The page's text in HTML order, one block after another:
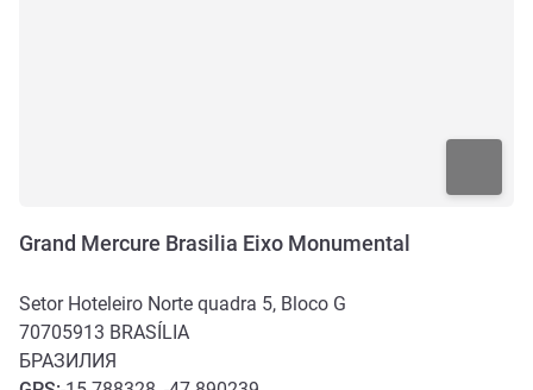
Grand Mercure Brasilia Eixo Monumental
Setor Hoteleiro Norte quadra 5, Bloco G
70705913 BRASÍLIA
БРАЗИЛИЯ